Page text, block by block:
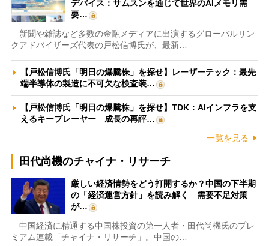
デバイス：サムスンを通じて世界のAIメモリ需
要…
新聞や雑誌など多数の金融メディアに出演するグローバルリン
クアドバイザーズ代表の戸松信博氏が、最新…
【戸松信博氏「明日の爆騰株」を探せ】レーザーテック：最先
端半導体の製造に不可欠な検査装…
【戸松信博氏「明日の爆騰株」を探せ】TDK：AIインフラを支
えるキープレーヤー 成長の再評…
一覧を見る
田代尚機のチャイナ・リサーチ
厳しい経済情勢をどう打開するか？中国の下半期
の「経済運営方針」を読み解く 需要不足対策
が…
中国経済に精通する中国株投資の第一人者・田代尚機氏のプレ
ミアム連載「チャイナ・リサーチ」。中国の…